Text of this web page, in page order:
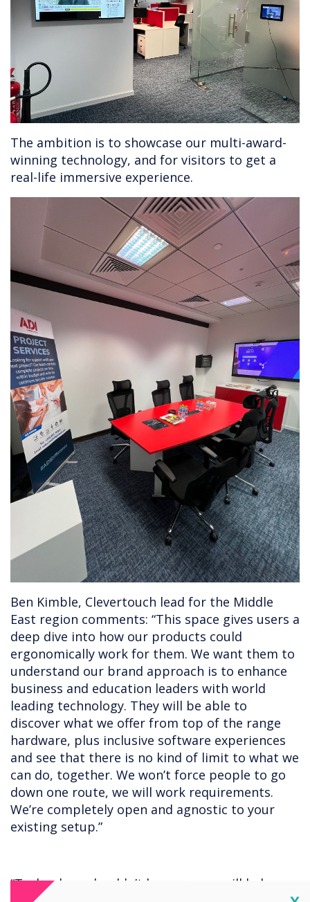
The ambition is to showcase our multi-award-
winning technology, and for visitors to get a
real-life immersive experience.
Ben Kimble, Clevertouch lead for the Middle
East region comments: “This space gives users a
deep dive into how our products could
ergonomically work for them. We want them to
understand our brand approach is to enhance
business and education leaders with world
leading technology. They will be able to
discover what we offer from top of the range
hardware, plus inclusive software experiences
and see that there is no kind of limit to what we
can do, together. We won’t force people to go
down one route, we will work requirements.
We’re completely open and agnostic to your
existing setup.”
“Technology shouldn’t be scary; we will help you